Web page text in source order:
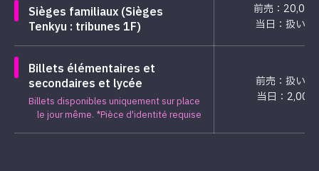
Sièges familiaux (Sièges
Tenkyu : tribunes 1F)
前売：
当日：扱い無
Billets élémentaires et
secondaires et lycée
Billets disponibles uniquement sur place
le jour même. *Pièce d'identité requise
前売：扱い無
当日：2,000